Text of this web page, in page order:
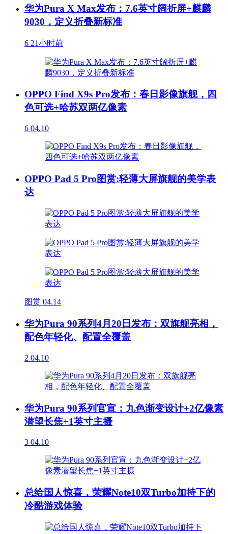
华为Pura X Max发布：7.6英寸阔折屏+麒麟
9030，定义折叠新标准
6 21小时前
OPPO Find X9s Pro发布：春日影像旗舰，四
色可选+哈苏双两亿像素
6 04.10
OPPO Pad 5 Pro图赏:轻薄大屏旗舰的美学表
达
图赏 04.14
华为Pura 90系列4月20日发布：双旗舰亮相，
配色年轻化、配置全覆盖
2 04.10
华为Pura 90系列官宣：九色渐变设计+2亿像素
潜望长焦+1英寸主摄
3 04.10
总给国人惊喜，荣耀Note10双Turbo加持下的
冷酷游戏体验